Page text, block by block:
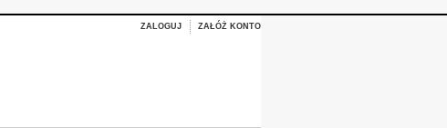
ZALOGUJ ZAŁÓŻ KONTO